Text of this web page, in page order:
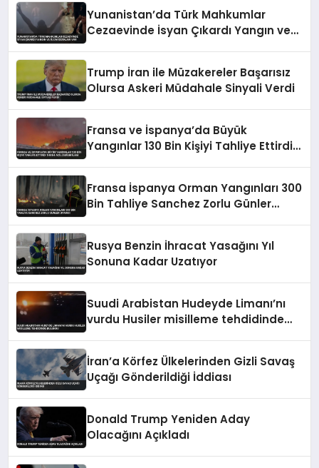
Yunanistan’da Türk Mahkumlar
Cezaevinde İsyan Çıkardı Yangın ve
Trump İran ile Müzakereler Başarısız
Olursa Askeri Müdahale Sinyali Verdi
Fransa ve İspanya’da Büyük
Yangınlar 130 Bin Kişiyi Tahliye Ettirdi
Fransa İspanya Orman Yangınları 300
Bin Tahliye Sanchez Zorlu Günler
Rusya Benzin İhracat Yasağını Yıl
Sonuna Kadar Uzatıyor
Suudi Arabistan Hudeyde Limanı’nı
vurdu Husiler misilleme tehdidinde
İran’a Körfez Ülkelerinden Gizli Savaş
Uçağı Gönderildiği İddiası
Donald Trump Yeniden Aday
Olacağını Açıkladı